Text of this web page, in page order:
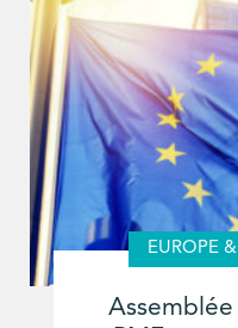
EUROPE